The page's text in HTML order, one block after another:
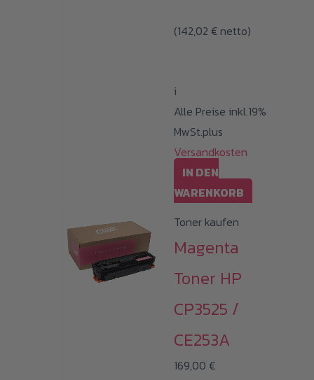
(142,02 € netto)
i
Alle Preise inkl.19%
MwSt.plus
Versandkosten
IN DEN
WARENKORB
Toner kaufen
Magenta
Toner HP
CP3525 /
CE253A
169,00 €